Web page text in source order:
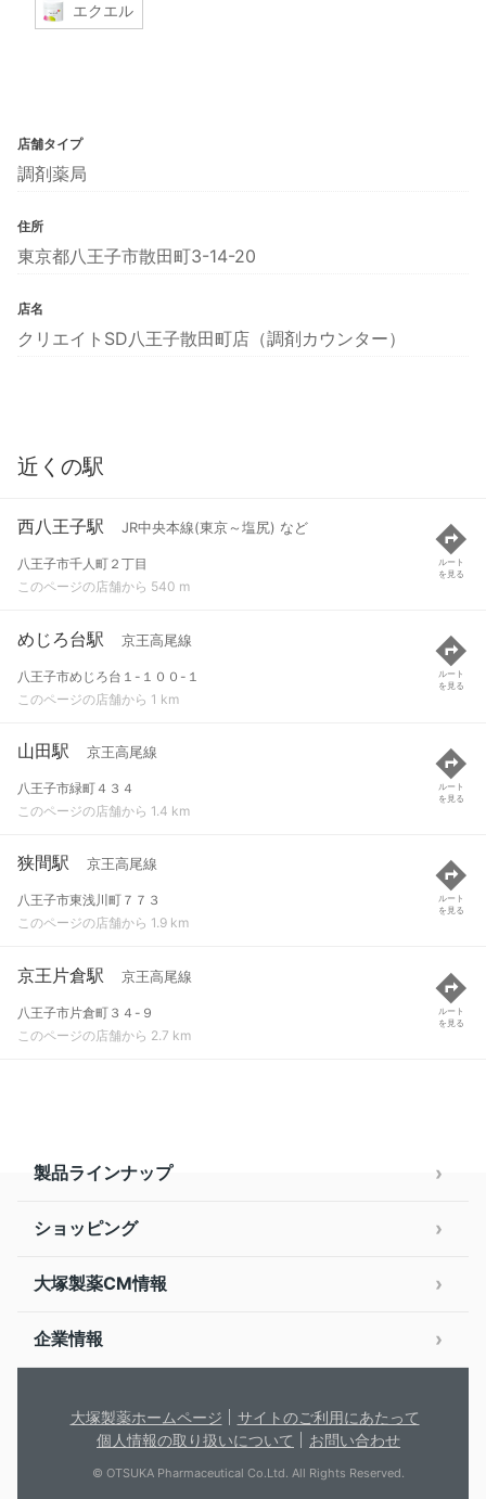
エクエル
店舗タイプ
調剤薬局
住所
東京都八王子市散田町3-14-20
店名
クリエイトSD八王子散田町店（調剤カウンター）
近くの駅
西八王子駅 JR中央本線(東京～塩尻) など
八王子市千人町２丁目
このページの店舗から 540 m
ルート
を見る
めじろ台駅 京王高尾線
八王子市めじろ台１-１００-１
このページの店舗から 1 km
ルート
を見る
山田駅 京王高尾線
八王子市緑町４３４
このページの店舗から 1.4 km
ルート
を見る
狭間駅 京王高尾線
八王子市東浅川町７７３
このページの店舗から 1.9 km
ルート
を見る
京王片倉駅 京王高尾線
八王子市片倉町３４-９
このページの店舗から 2.7 km
ルート
を見る
製品ラインナップ
ショッピング
大塚製薬CM情報
企業情報
大塚製薬ホームページ
サイトのご利用にあたって
個人情報の取り扱いについて
お問い合わせ
© OTSUKA Pharmaceutical Co.Ltd. All Rights Reserved.